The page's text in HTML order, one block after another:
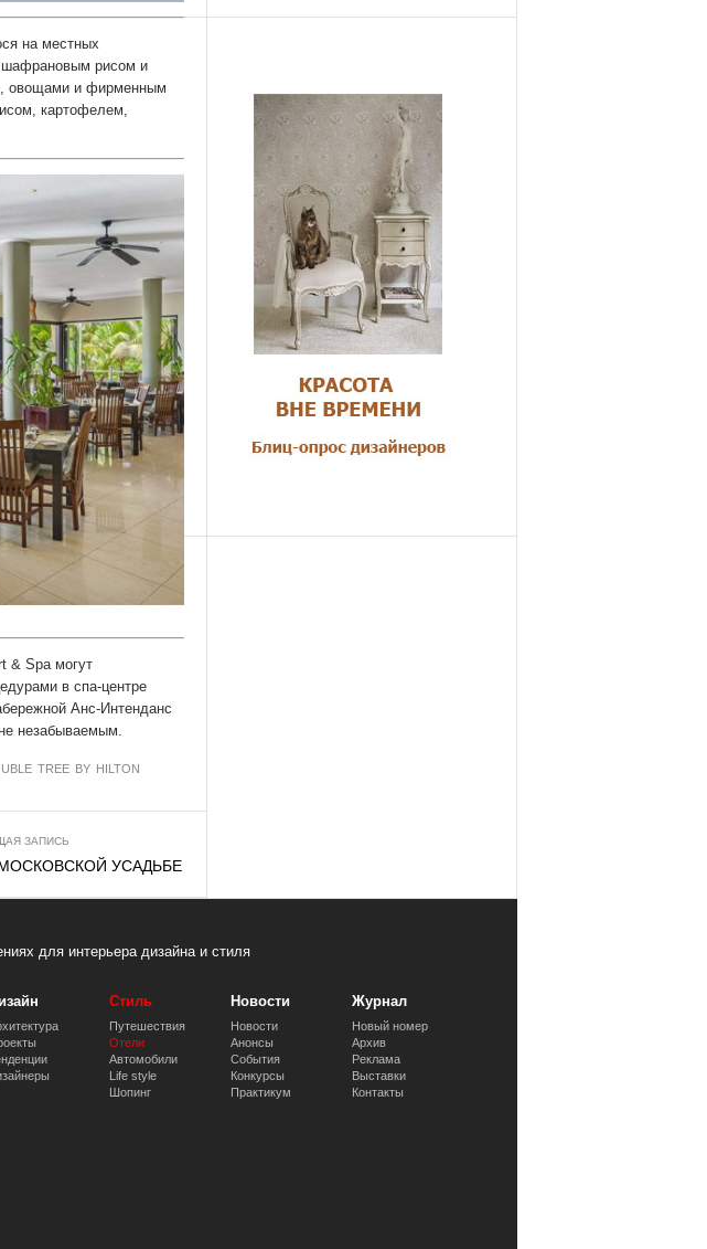
на местных
шафрановым рисом и
овощами и фирменным
картофелем,
& Spa могут
в спа-центре
Анс-Интенданс
незабываемым.
TREE BY HILTON
ЗАПИСЬ
МОСКОВСКОЙ УСАДЬБЕ
для интерьера дизайна и стиля
Стиль
Путешествия
Отели
Автомобили
Life style
Шопинг
Новости
Новости
Анонсы
События
Конкурсы
Практикум
Журнал
Новый номер
Архив
Реклама
Выставки
Контакты